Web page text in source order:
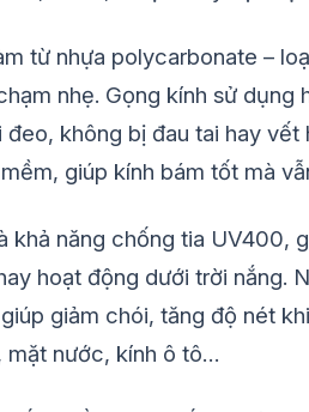
từ nhựa polycarbonate –
nhẹ. Gọng kính sử
không bị đau tai hay vết
giúp kính bám tốt mà
khả năng chống tia UV400,
hoạt động dưới trời nắng.
giảm chói, tăng độ nét
mặt nước, kính ô tô…